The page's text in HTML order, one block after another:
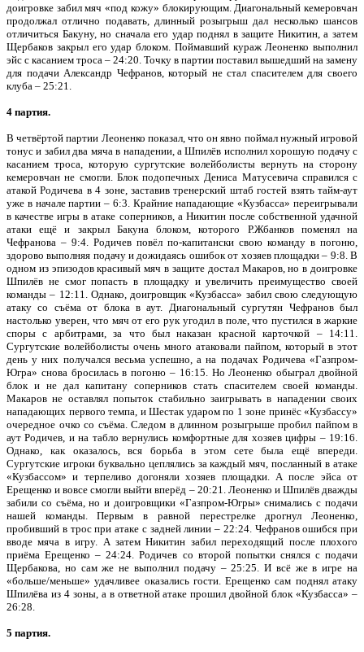
доигровке забил мяч «под кожу» блокирующим. Диагональный кемеровчан
продолжал отлично подавать, длинный розыгрыш дал несколько шансов
отличиться Бакуну, но сначала его удар поднял в защите Никитин, а затем
Щербаков закрыл его удар блоком. Поймавший кураж Леоненко выполнил
эйс с касанием троса – 24:20. Точку в партии поставил вышедший на замену
для подачи Александр Чефранов, который не стал спасителем для своего
клуба – 25:21.
4 партия.
В четвёртой партии Леоненко показал, что он явно поймал нужный игровой
тонус и забил два мяча в нападении, а Шпилёв исполнил хорошую подачу с
касанием троса, которую сургутские волейболисты вернуть на сторону
кемеровчан не смогли. Блок подопечных Дениса Матусевича справился с
атакой Родичева в 4 зоне, заставив тренерский штаб гостей взять тайм-аут
уже в начале партии – 6:3. Крайние нападающие «Кузбасса» переигрывали
в качестве игры в атаке соперников, а Никитин после собственной удачной
атаки ещё и закрыл Бакуна блоком, которого Р.Жбанков поменял на
Чефранова – 9:4. Родичев повёл по-капитански свою команду в погоню,
здорово выполняя подачу и дожидаясь ошибок от хозяев площадки – 9:8. В
одном из эпизодов красивый мяч в защите достал Макаров, но в доигровке
Шпилёв не смог попасть в площадку и увеличить преимущество своей
команды – 12:11. Однако, доигровщик «Кузбасса» забил свою следующую
атаку со съёма от блока в аут. Диагональный сургутян Чефранов был
настолько уверен, что мяч от его рук угодил в поле, что пустился в жаркие
споры с арбитрами, за что был наказан красной карточкой – 14:11.
Сургутские волейболисты очень много атаковали пайпом, который в этот
день у них получался весьма успешно, а на подачах Родичева «Газпром-
Югра» снова бросилась в погоню – 16:15. Но Леоненко обыграл двойной
блок и не дал капитану соперников стать спасителем своей команды.
Макаров не оставлял попыток стабильно заигрывать в нападении своих
нападающих первого темпа, и Шестак ударом по 1 зоне принёс «Кузбассу»
очередное очко со съёма. Следом в длинном розыгрыше пробил пайпом в
аут Родичев, и на табло вернулись комфортные для хозяев цифры – 19:16.
Однако, как оказалось, вся борьба в этом сете была ещё впереди.
Сургутские игроки буквально цеплялись за каждый мяч, посланный в атаке
«Кузбассом» и терпеливо догоняли хозяев площадки. А после эйса от
Ерещенко и вовсе смогли выйти вперёд – 20:21. Леоненко и Шпилёв дважды
забили со съёма, но и доигровщики «Газпром-Югры» снимались с подачи
нашей команды. Первым в равной перестрелке дрогнул Леоненко,
пробивший в трос при атаке с задней линии – 22:24. Чефранов ошибся при
вводе мяча в игру. А затем Никитин забил переходящий после плохого
приёма Ерещенко – 24:24. Родичев со второй попытки снялся с подачи
Щербакова, но сам же не выполнил подачу – 25:25. И всё же в игре на
«больше/меньше» удачливее оказались гости. Ерещенко сам поднял атаку
Шпилёва из 4 зоны, а в ответной атаке прошил двойной блок «Кузбасса» –
26:28.
5 партия.